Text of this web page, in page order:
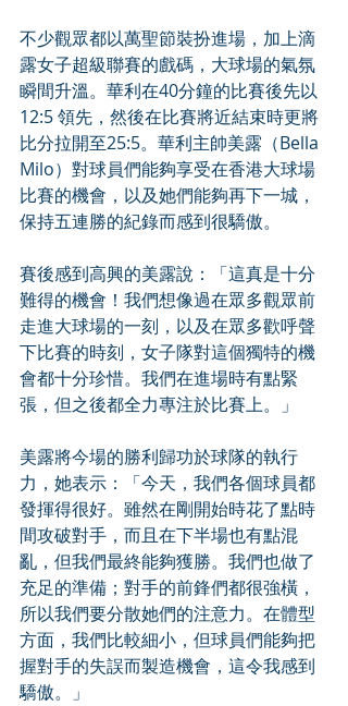
不少觀眾都以萬聖節裝扮進場，加上滴
露女子超級聯賽的戲碼，大球場的氣氛
瞬間升溫。華利在40分鐘的比賽後先以
12:5 領先，然後在比賽將近結束時更將
比分拉開至25:5。華利主帥美露（Bella
Milo）對球員們能夠享受在香港大球場
比賽的機會，以及她們能夠再下一城，
保持五連勝的紀錄而感到很驕傲。
賽後感到高興的美露說：「這真是十分
難得的機會！我們想像過在眾多觀眾前
走進大球場的一刻，以及在眾多歡呼聲
下比賽的時刻，女子隊對這個獨特的機
會都十分珍惜。我們在進場時有點緊
張，但之後都全力專注於比賽上。」
美露將今場的勝利歸功於球隊的執行
力，她表示：「今天，我們各個球員都
發揮得很好。雖然在剛開始時花了點時
間攻破對手，而且在下半場也有點混
亂，但我們最終能夠獲勝。我們也做了
充足的準備；對手的前鋒們都很強橫，
所以我們要分散她們的注意力。在體型
方面，我們比較細小，但球員們能夠把
握對手的失誤而製造機會，這令我感到
驕傲。」